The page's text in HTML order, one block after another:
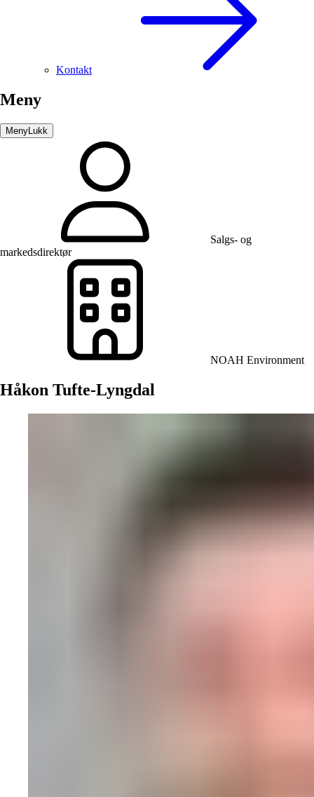
Kontakt
Meny
Meny Lukk
Salgs- og
markedsdirektør
NOAH Environment
Håkon Tufte-Lyngdal